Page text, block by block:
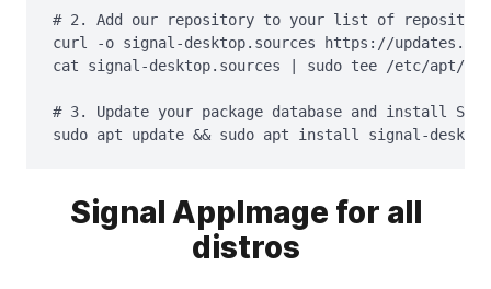
# 2. Add our repository to your list of
curl -o signal-desktop.sources https://
cat signal-desktop.sources | sudo tee /etc/apt/
# 3. Update your package database and install
sudo apt update && sudo apt install signal-desktop
Signal AppImage for all
distros